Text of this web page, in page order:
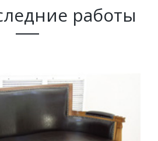
работы